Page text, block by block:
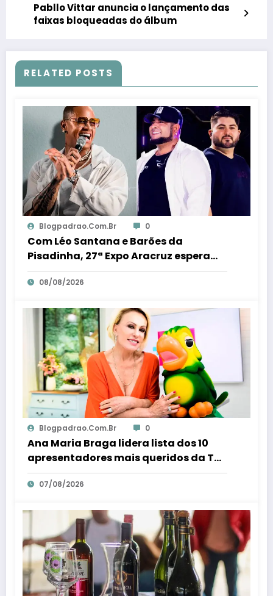
Pabllo Vittar anuncia o lançamento das
faixas bloqueadas do álbum
RELATED POSTS
Blogpadrao.com.br 0
Com Léo Santana e Barões da
Pisadinha, 27ª Expo Aracruz espera
receber 80 milénio visitantes por dia –
Em Dia ES
08/08/2026
Blogpadrao.com.br 0
Ana Maria Braga lidera lista dos 10
apresentadores mais queridos da TV;
veja ranking – Em Dia ES
07/08/2026